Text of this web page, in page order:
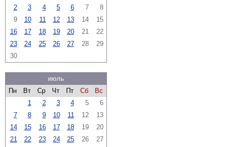
2
3 4 5 6 7
8
9
10 11 12 13 14
15
16
17 18 19 20 21
22
23
24 25 26 27 28
29
30
июль
Пн
Вт Ср Чт Пт Сб
Вс
1
2 3 4 5
6
7
8 9 10 11 12
13
14
15 16 17 18 19
20
21
22 23 24 25 26
27